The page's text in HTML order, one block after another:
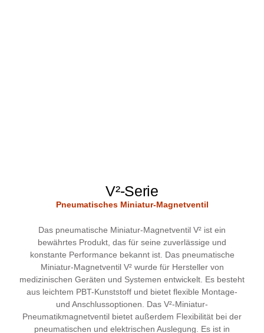
V²-Serie
Pneumatisches Miniatur-Magnetventil
Das pneumatische Miniatur-Magnetventil V² ist ein
bewährtes Produkt, das für seine zuverlässige und
konstante Performance bekannt ist. Das pneumatische
Miniatur-Magnetventil V² wurde für Hersteller von
medizinischen Geräten und Systemen entwickelt. Es besteht
aus leichtem PBT-Kunststoff und bietet flexible Montage-
und Anschlussoptionen. Das V²-Miniatur-
Pneumatikmagnetventil bietet außerdem Flexibilität bei der
pneumatischen und elektrischen Auslegung. Es ist in